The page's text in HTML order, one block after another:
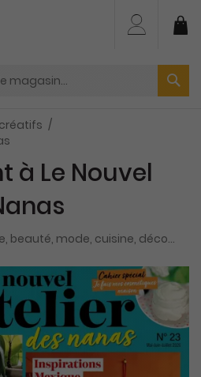
contenu
à Le Nouvel
beauté, mode, cuisine, déco...